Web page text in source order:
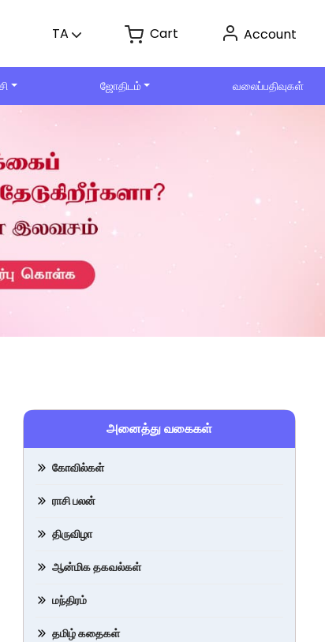
TA Cart Account
ஜோதிடம் வலைப்பதிவுகள்
அனைத்து வகைகள்
கோவில்கள்
ராசி பலன்
திருவிழா
ஆன்மிக தகவல்கள்
மந்திரம்
தமிழ் கதைகள்